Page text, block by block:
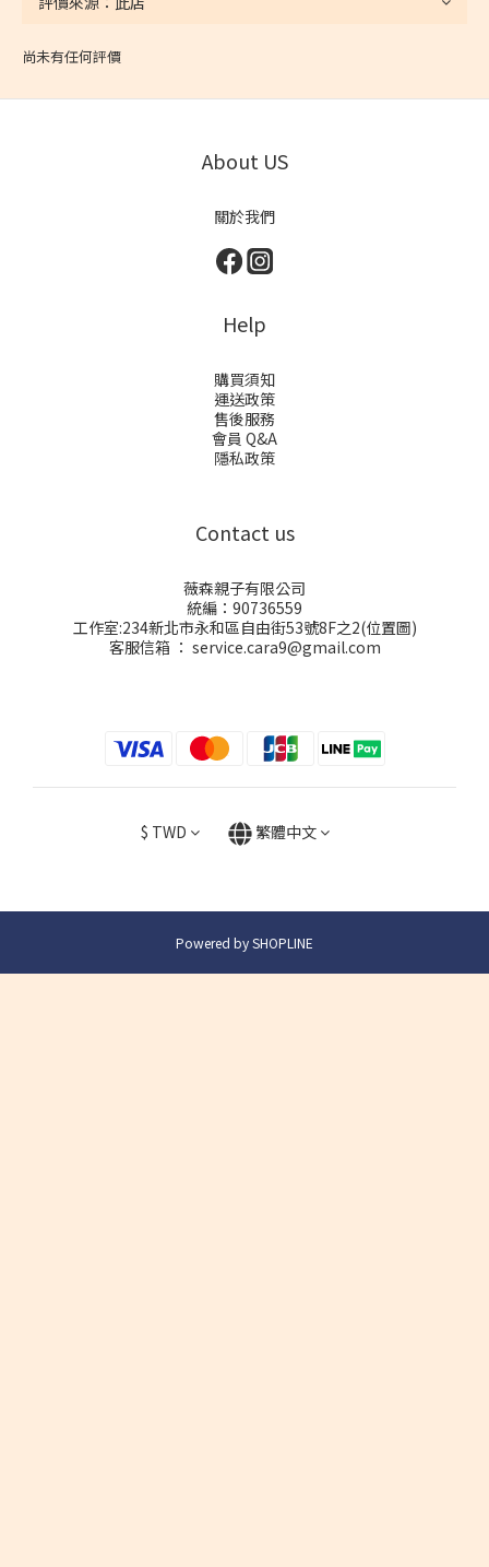
尚未有任何評價
About US
關於我們
Help
購買須知
運送政策
售後服務
會員 Q&A
隱私政策
Contact us
薇森親子有限公司
統編：90736559
工作室:234新北市永和區自由街53號8F之2(位置圖)
客服信箱 ： service.cara9@gmail.com
$ TWD 繁體中文
Powered by SHOPLINE